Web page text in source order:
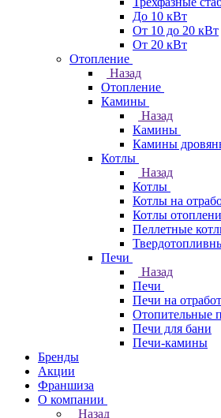
До 10 кВт
От 10 до 20 кВт
От 20 кВт
Отопление
Назад
Отопление
Камины
Назад
Камины
Камины
Котлы
Назад
Котлы
Котлы на
Котлы
Пеллетные
Печи
Назад
Печи
Печи на
Отопительные
Печи для бани
Печи-камины
Бренды
Акции
Франшиза
О компании
Назад